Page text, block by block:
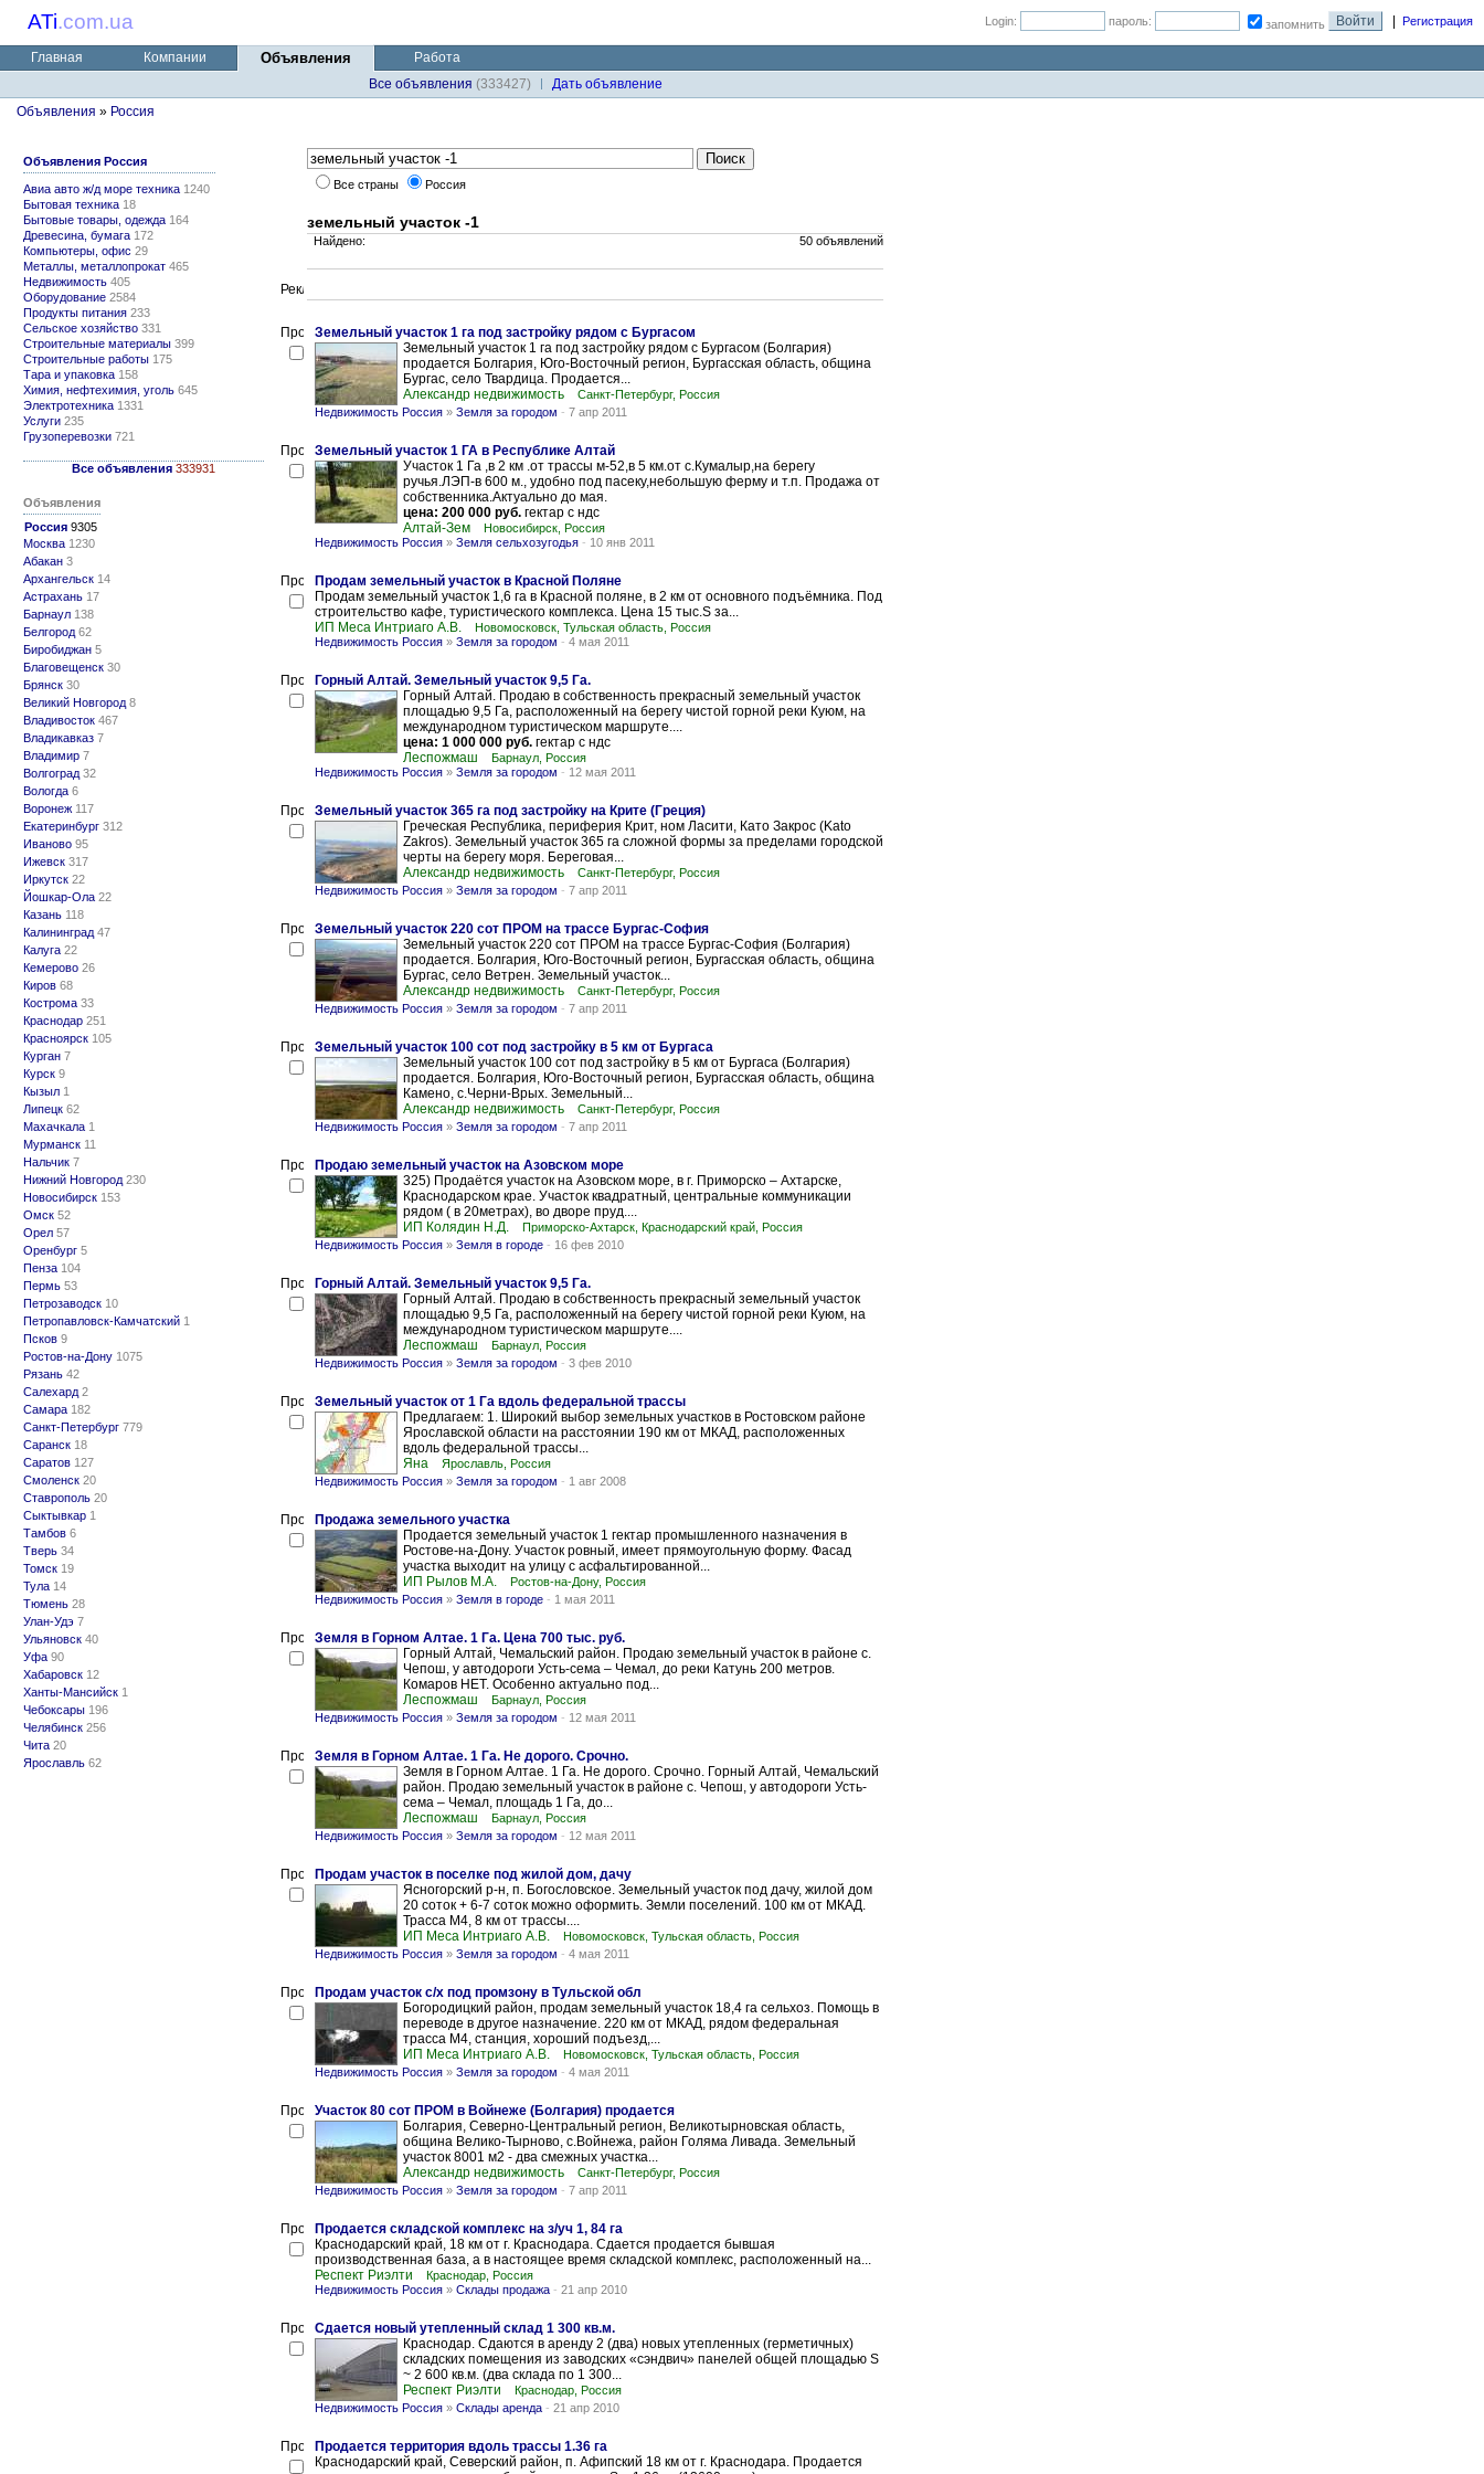
ATi.com.ua Login: пароль: запомнить Регистрация
Главная Компании Объявления
Работа
Все объявления (333427)
Дaть объявление
Объявления » Россия
Объявления Россия
Авиа авто ж/д море техника 1240
Бытовая техника 18
Бытовые товары, одежда 164
Древесина, бумага 172
Компьютеры, офис 29
Металлы, металлопрокат 465
Недвижимость 405
Оборудование 2584
Продукты питания 233
Сельское хозяйство 331
Строительные материалы 399
Строительные работы 175
Тара и упаковка 158
Химия, нефтехимия, уголь 645
Электротехника 1331
Услуги 235
Грузоперевозки 721
Все объявления 333931
Объявления
Россия 9305
Москва 1230
Абакан 3
Архангельск 14
Астрахань 17
Барнаул 138
Белгород 62
Биробиджан 5
Благовещенск 30
Брянск 30
Великий Новгород 8
Владивосток 467
Владикавказ 7
Владимир 7
Волгоград 32
Вологда 6
Воронеж 117
Екатеринбург 312
Иваново 95
Ижевск 317
Иркутск 22
Йошкар-Ола 22
Казань 118
Калининград 47
Калуга 22
Кемерово 26
Киров 68
Кострома 33
Краснодар 251
Красноярск 105
Курган 7
Курск 9
Кызыл 1
Липецк 62
Махачкала 1
Мурманск 11
Нальчик 7
Нижний Новгород 230
Новосибирск 153
Омск 52
Орел 57
Оренбург 5
Пенза 104
Пермь 53
Петрозаводск 10
Петропавловск-Камчатский 1
Псков 9
Ростов-на-Дону 1075
Рязань 42
Салехард 2
Самара 182
Санкт-Петербург 779
Саранск 18
Саратов 127
Смоленск 20
Ставрополь 20
Сыктывкар 1
Тамбов 6
Тверь 34
Томск 19
Тула 14
Тюмень 28
Улан-Удэ 7
Ульяновск 40
Уфа 90
Хабаровск 12
Ханты-Мансийск 1
Чебоксары 196
Челябинск 256
Чита 20
Ярославль 62
Все страны Россия
земельный участок -1
Найдено: 50 объявлений
Земельный участок 1 га под застройку рядом с Бургасом
Земельный участок 1 га под застройку рядом с Бургасом (Болгария)
продается Болгария, Юго-Восточный регион, Бургасская область, община
Бургас, село Твардица. Продается...
Александр недвижимость
Санкт-Петербург, Россия
Недвижимость Россия » Земля за городом - 7 апр 2011
Земельный участок 1 ГА в Республике Алтай
Участок 1 Га ,в 2 км .от трассы м-52,в 5 км.от с.Кумалыр,на берегу
ручья.ЛЭП-в 600 м., удобно под пасеку,небольшую ферму и т.п. Продажа от
собственника.Актуально до мая.
цена: 200 000 руб. гектар с ндс
Алтай-Зем
Новосибирск, Россия
Недвижимость Россия » Земля сельхозугодья - 10 янв 2011
Продам земельный участок в Красной Поляне
Продам земельный участок 1,6 га в Красной поляне, в 2 км от основного подъёмника. Под
строительство кафе, туристического комплекса. Цена 15 тыс.S за...
ИП Меса Интриаго А.В.
Новомосковск, Тульская область, Россия
Недвижимость Россия » Земля за городом - 4 мая 2011
Горный Алтай. Земельный участок 9,5 Га.
Горный Алтай. Продаю в собственность прекрасный земельный участок
площадью 9,5 Га, расположенный на берегу чистой горной реки Куюм, на
международном туристическом маршруте....
цена: 1 000 000 руб. гектар с ндс
Леспожмаш
Барнаул, Россия
Недвижимость Россия » Земля за городом - 12 мая 2011
Земельный участок 365 га под застройку на Крите (Греция)
Греческая Республика, периферия Крит, ном Ласити, Като Закрос (Kato
Zakros). Земельный участок 365 га сложной формы за пределами городской
черты на берегу моря. Береговая...
Александр недвижимость
Санкт-Петербург, Россия
Недвижимость Россия » Земля за городом - 7 апр 2011
Земельный участок 220 сот ПРОМ на трассе Бургас-София
Земельный участок 220 сот ПРОМ на трассе Бургас-София (Болгария)
продается. Болгария, Юго-Восточный регион, Бургасская область, община
Бургас, село Ветрен. Земельный участок...
Александр недвижимость
Санкт-Петербург, Россия
Недвижимость Россия » Земля за городом - 7 апр 2011
Земельный участок 100 сот под застройку в 5 км от Бургаса
Земельный участок 100 сот под застройку в 5 км от Бургаса (Болгария)
продается. Болгария, Юго-Восточный регион, Бургасская область, община
Камено, с.Черни-Врых. Земельный...
Александр недвижимость
Санкт-Петербург, Россия
Недвижимость Россия » Земля за городом - 7 апр 2011
Продаю земельный участок на Азовском море
325) Продаётся участок на Азовском море, в г. Приморско – Ахтарске,
Краснодарском крае. Участок квадратный, центральные коммуникации
рядом ( в 20метрах), во дворе пруд....
ИП Колядин Н.Д.
Приморско-Ахтарск, Краснодарский край, Россия
Недвижимость Россия » Земля в городе - 16 фев 2010
Горный Алтай. Земельный участок 9,5 Га.
Горный Алтай. Продаю в собственность прекрасный земельный участок
площадью 9,5 Га, расположенный на берегу чистой горной реки Куюм, на
международном туристическом маршруте....
Леспожмаш
Барнаул, Россия
Недвижимость Россия » Земля за городом - 3 фев 2010
Земельный участок от 1 Га вдоль федеральной трассы
Предлагаем: 1. Широкий выбор земельных участков в Ростовском районе
Ярославской области на расстоянии 190 км от МКАД, расположенных
вдоль федеральной трассы...
Яна
Ярославль, Россия
Недвижимость Россия » Земля за городом - 1 авг 2008
Продажа земельного участка
Продается земельный участок 1 гектар промышленного назначения в
Ростове-на-Дону. Участок ровный, имеет прямоугольную форму. Фасад
участка выходит на улицу с асфальтированной...
ИП Рылов М.А.
Ростов-на-Дону, Россия
Недвижимость Россия » Земля в городе - 1 мая 2011
Земля в Горном Алтае. 1 Га. Цена 700 тыс. руб.
Горный Алтай, Чемальский район. Продаю земельный участок в районе с.
Чепош, у автодороги Усть-сема – Чемал, до реки Катунь 200 метров.
Комаров НЕТ. Особенно актуально под...
Леспожмаш
Барнаул, Россия
Недвижимость Россия » Земля за городом - 12 мая 2011
Земля в Горном Алтае. 1 Га. Не дорого. Срочно.
Земля в Горном Алтае. 1 Га. Не дорого. Срочно. Горный Алтай, Чемальский
район. Продаю земельный участок в районе с. Чепош, у автодороги Усть-
сема – Чемал, площадь 1 Га, до...
Леспожмаш
Барнаул, Россия
Недвижимость Россия » Земля за городом - 12 мая 2011
Продам участок в поселке под жилой дом, дачу
Ясногорский р-н, п. Богословское. Земельный участок под дачу, жилой дом
20 соток + 6-7 соток можно оформить. Земли поселений. 100 км от МКАД.
Трасса М4, 8 км от трассы....
ИП Меса Интриаго А.В.
Новомосковск, Тульская область, Россия
Недвижимость Россия » Земля за городом - 4 мая 2011
Продам участок с/х под промзону в Тульской обл
Богородицкий район, продам земельный участок 18,4 га сельхоз. Помощь в
переводе в другое назначение. 220 км от МКАД, рядом федеральная
трасса М4, станция, хороший подъезд,...
ИП Меса Интриаго А.В.
Новомосковск, Тульская область, Россия
Недвижимость Россия » Земля за городом - 4 мая 2011
Участок 80 сот ПРОМ в Войнеже (Болгария) продается
Болгария, Северно-Центральный регион, Великотырновская область,
община Велико-Тырново, с.Войнежа, район Голяма Ливада. Земельный
участок 8001 м2 - два смежных участка...
Александр недвижимость
Санкт-Петербург, Россия
Недвижимость Россия » Земля за городом - 7 апр 2011
Продается складской комплекс на з/уч 1, 84 га
Краснодарский край, 18 км от г. Краснодара. Сдается продается бывшая
производственная база, а в настоящее время складской комплекс, расположенный на...
Респект Риэлти
Краснодар, Россия
Недвижимость Россия » Склады продажа - 21 апр 2010
Сдается новый утепленный склад 1 300 кв.м.
Краснодар. Сдаются в аренду 2 (два) новых утепленных (герметичных)
складских помещения из заводских «сэндвич» панелей общей площадью S
~ 2 600 кв.м. (два склада по 1 300...
Респект Риэлти
Краснодар, Россия
Недвижимость Россия » Склады аренда - 21 апр 2010
Продается территория вдоль трассы 1.36 га
Краснодарский край, Северский район, п. Афипский 18 км от г. Краснодара. Продается